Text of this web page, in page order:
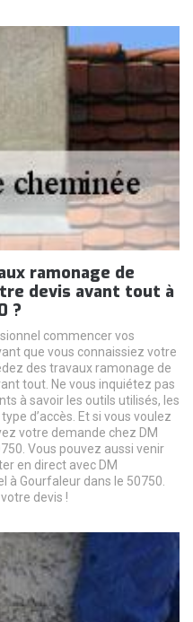
ramonage de
devis avant tout à
?
commencer vos
que vous connaissiez votre
des travaux ramonage de
tout. Ne vous inquiétez pas
à savoir les outils utilisés, les
d’accès. Et si vous voulez
votre demande chez DM
Vous pouvez aussi venir
en direct avec DM
à Gourfaleur dans le 50750.
devis !